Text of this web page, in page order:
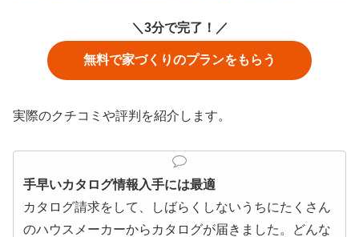
＼3分で完了！／
無料で家づくりのプランをもらう
実際のクチコミや評判を紹介します。
手早いカタログ情報入手には最適
カタログ請求をして、しばらくしないうちにたくさん
のハウスメーカーからカタログが届きました。どんな